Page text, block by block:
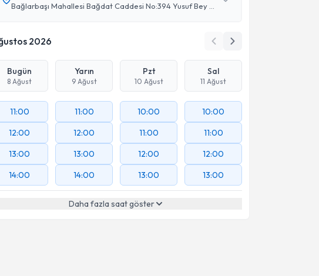
2026
Bugün
8 Ağust
Yarın
9 Ağust
Pzt
10 Ağust
Sal
11 Ağust
11:00
12:00
13:00
14:00
11:00
12:00
13:00
14:00
10:00
11:00
12:00
13:00
10:00
11:00
12:00
13:00
Daha fazla saat göster